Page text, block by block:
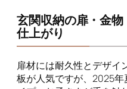
玄関収納の扉・金
仕上がり
扉材には耐久性とデザイ
板が人気ですが、2025